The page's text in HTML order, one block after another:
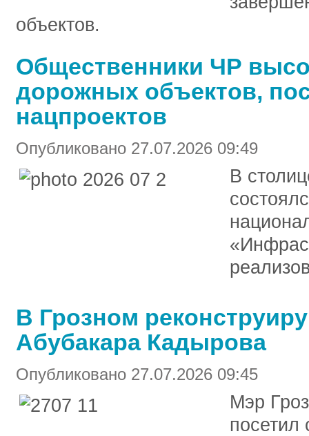
объектов.
Общественники ЧР
дорожных объектов,
нацпроектов
Опубликовано 27.07.2026 09:49
В
В Грозном
Абубакара Кадырова
Опубликовано 27.07.2026 09:45
Мэр
посетил